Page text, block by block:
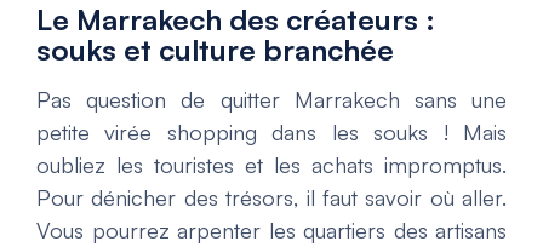
Le Marrakech des créateurs :
souks et culture branchée
Pas question de quitter Marrakech sans une
petite virée shopping dans les souks ! Mais
oubliez les touristes et les achats impromptus.
Pour dénicher des trésors, il faut savoir où aller.
Vous pourrez arpenter les quartiers des artisans